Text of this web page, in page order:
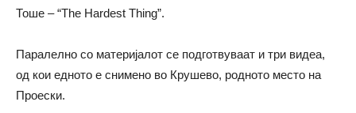
Тоше – “The Hardest Thing”.
Паралелно со материјалот се подготвуваат и три видеа,
од кои едното е снимено во Крушево, родното место на
Проески.